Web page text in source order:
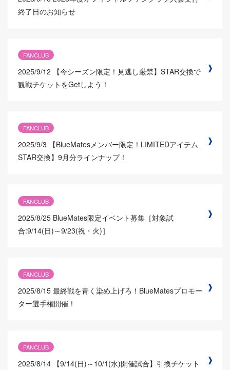
終了日のお知らせ
FANCLUB
2025/9/12
【今シーズン限定！見逃し厳禁】STAR交換で
観戦チケットをGetしよう！
FANCLUB
2025/9/3
【BlueMatesメンバー限定！LIMITEDアイテム
STAR交換】9月分ラインナップ！
FANCLUB
2025/8/25 BlueMates限定イベント募集［対象試
合:9/14(日)～9/23(祝・火)］
FANCLUB
2025/8/15 最終戦を青く染め上げろ！BlueMatesプロモー
ター選手権開催！
FANCLUB
2025/8/14 【9/14(日)～10/1(水)開催試合】引換チケット